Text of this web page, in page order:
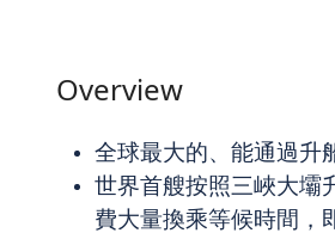
Overview
全球最大的、能通過升
世界首艘按照三峽大壩
費大量換乘等候時間，